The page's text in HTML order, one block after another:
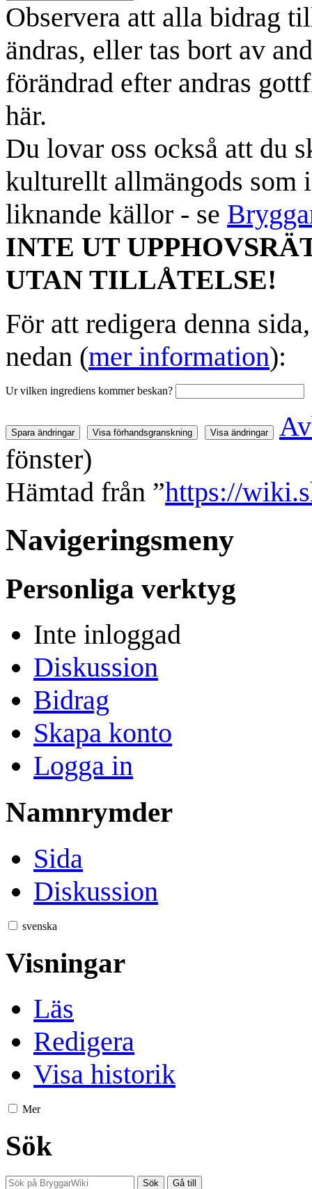
Observera att alla bidrag
ändras, eller tas bort av
förändrad efter andras
här.
Du lovar oss också att du
kulturellt allmängods som
liknande källor - se
INTE UT
UTAN TILLÅTELSE!
För att redigera denna
nedan (mer information):
Ur vilken ingrediens kommer beskan?
fönster)
Hämtad från ”https://
Navigeringsmeny
Personliga verktyg
Inte inloggad
Diskussion
Bidrag
Skapa konto
Logga in
Namnrymder
Sida
Diskussion
svenska
Visningar
Läs
Redigera
Visa historik
Mer
Sök